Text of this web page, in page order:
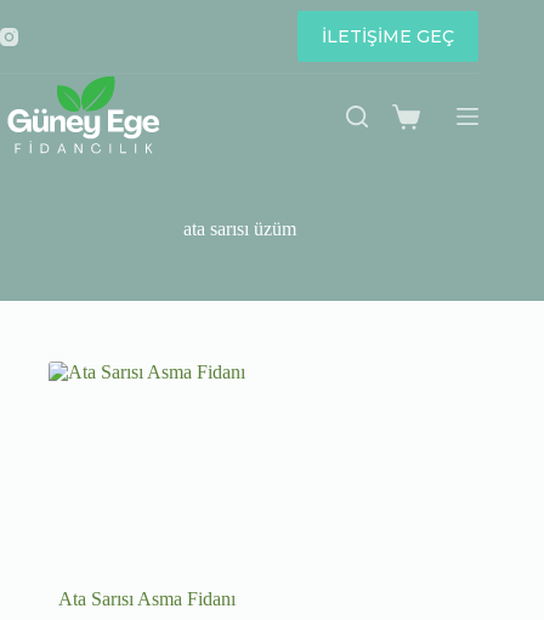
to
content
İLETİŞİME GEÇ
Shopping
ata sarısı üzüm
Ata Sarısı Asma Fidanı